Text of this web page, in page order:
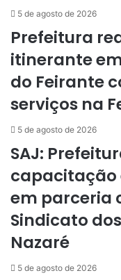
5 de agosto de 2026
Prefeitura
itinerante
do Feirante
serviços na
5 de agosto de 2026
SAJ:
capacitação
em parceria
Sindicato
Nazaré
5 de agosto de 2026